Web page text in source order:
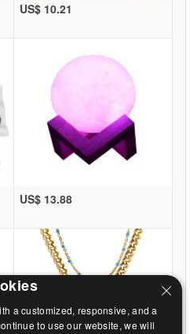
US$ 10.21
US$ 13.88
a customized, responsive, and a
to use our website, we will